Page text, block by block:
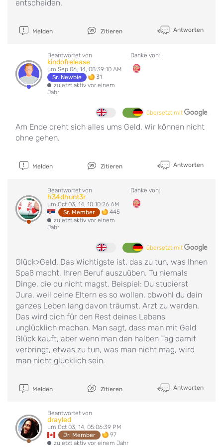
entscheiden.
Melden Zitieren Antworten
Beantwortet von
kindofrelease
um Sep 06, 14, 08:39:10 AM
Sr. Newbie
31
zuletzt aktiv vor einem
Jahr
Danke von:
übersetzt mit
Am Ende dreht sich alles ums Geld. Wir können nicht
ohne gehen.
Melden Zitieren Antworten
Beantwortet von
h34dhunt3r
um Oct 03, 14, 10:10:26 AM
Sr. Member
445
zuletzt aktiv vor einem
Jahr
Danke von:
übersetzt mit
Glück>Geld. Das Wichtigste ist, das zu tun, was Ihnen
Spaß macht, Ihren Beruf auszuüben. Tu niemals
Dinge, die du nicht magst. Beispiel: Du studierst
Jura, weil deine Eltern es so wollen, obwohl du dein
ganzes Leben lang davon träumst, Arzt zu werden.
Das wird dich für den Rest deines Lebens
unglücklich machen. Man sagt, dass man mit Geld
Glück kauft, aber wenn man den halben Tag damit
verbringt, etwas zu tun, was man nicht mag, wird
man nicht glücklich sein.
Melden Zitieren Antworten
Beantwortet von
drayled
um Oct 03, 14, 05:06:39 PM
Jr. Member
97
zuletzt aktiv vor einem Jahr